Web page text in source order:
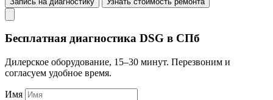
Бесплатная диагностика DSG в СПб
Дилерское оборудование, 15–30 минут. Перезвоним и
согласуем удобное время.
Имя